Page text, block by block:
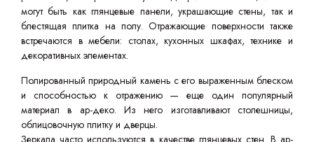
могут быть как глянцевые панели, украшающие стены, так и
блестящая плитка на полу. Отражающие поверхности также
встречаются в мебели: столах, кухонных шкафах, технике и
декоративных элементах.
Полированный природный камень с его выраженным блеском
и способностью к отражению — еще один популярный
материал в ар-деко. Из него изготавливают столешницы,
облицовочную плитку и дверцы.
Зеркала часто используются в качестве глянцевых стен. В ар-